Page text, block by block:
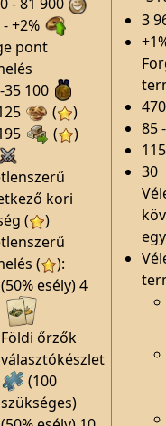
+2%
pont
35 100
(
)
(
)
kori
(
)
(
):
(50% esély) 4
Földi őrzők
választókészlet
(100
szükséges)
3
85
30